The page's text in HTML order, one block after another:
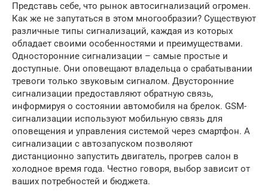
Представь себе, что рынок автосигнализаций огромен.
Как же не запутаться в этом многообразии? Существуют
различные типы сигнализаций, каждая из которых
обладает своими особенностями и преимуществами.
Односторонние сигнализации – самые простые и
доступные. Они оповещают владельца о срабатывании
тревоги только звуковым сигналом. Двусторонние
сигнализации предоставляют обратную связь,
информируя о состоянии автомобиля на брелок. GSM-
сигнализации используют мобильную связь для
оповещения и управления системой через смартфон. А
сигнализации с автозапуском позволяют
дистанционно запустить двигатель, прогрев салон в
холодное время года. Честно говоря, выбор зависит от
ваших потребностей и бюджета.